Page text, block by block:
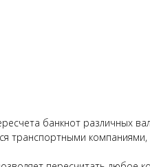
банкнот различных
транспортными